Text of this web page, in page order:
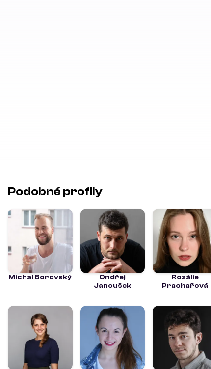
Podobné profily
Michal Borovský
Ondřej
Janoušek
Rozálie
Prachařová